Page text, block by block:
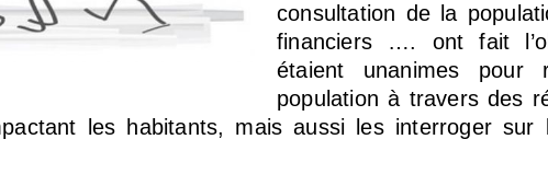
consultation de la
financiers …. ont fait
étaient unanimes pour
population à travers des
les habitants, mais aussi les interroger